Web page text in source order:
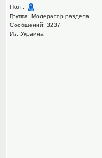
Пол :
Группа: Модератор раздела
Сообщений: 3237
Из: Украина